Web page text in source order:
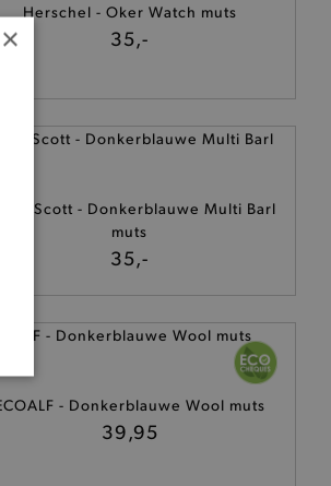
Herschel - Oker Watch muts
35,-
& Scott - Donkerblauwe Multi Barl
muts
35,-
- Donkerblauwe Wool muts
39,95
×